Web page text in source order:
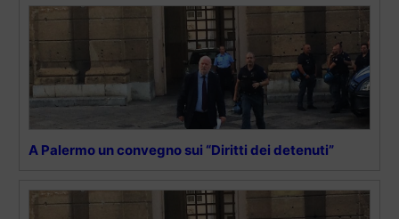
A Palermo un convegno sui “Diritti dei detenuti”